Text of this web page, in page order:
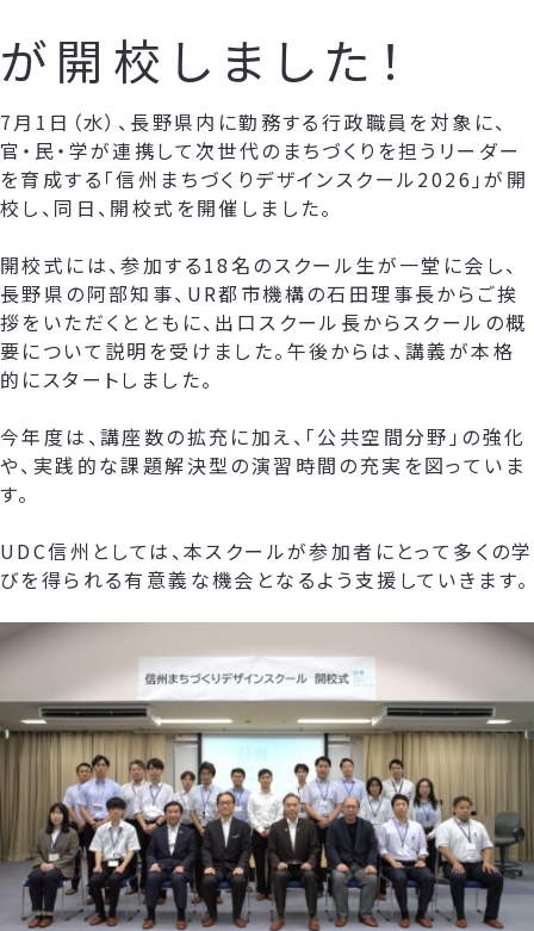
が開校しました！
7月1日（水）、長野県内に勤務する行政職員を対象に、
官・民・学が連携して次世代のまちづくりを担うリーダー
を育成する「信州まちづくりデザインスクール2026」が開
校し、同日、開校式を開催しました。
開校式には、参加する18名のスクール生が一堂に会し、
長野県の阿部知事、UR都市機構の石田理事長からご挨
拶をいただくとともに、出口スクール長からスクールの概
要について説明を受けました。午後からは、講義が本格
的にスタートしました。
今年度は、講座数の拡充に加え、「公共空間分野」の強化
や、実践的な課題解決型の演習時間の充実を図っていま
す。
UDC信州としては、本スクールが参加者にとって多くの学
びを得られる有意義な機会となるよう支援していきます。